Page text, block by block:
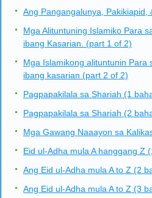
Ang Pangangalunya,
Mga Alituntuning Islamiko Para
ibang Kasarian. (part 1 of 2)
Mga Islamikong alituntunin Para
ibang kasarian (part 2 of 2)
Pagpapakilala sa Shariah (1
Pagpapakilala sa Shariah (2
Mga Gawang Naaayon sa
Eid ul-Adha mula A hanggang Z
Ang Eid ul-Adha mula A to Z (2
Ang Eid ul-Adha mula A to Z (3